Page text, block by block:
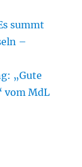
summt
–
„Gute
vom MdL